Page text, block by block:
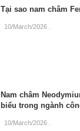
Tại sao nam châm
10/March/2026 .
Nam châm
biểu trong ngành
10/March/2026